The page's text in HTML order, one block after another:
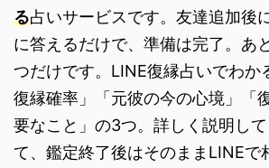
る占いサービスです。友達追加後
に答えるだけで、準備は完了。あ
つだけです。LINE復縁占いでわか
復縁確率」「元彼の今の心境」「
要なこと」の3つ。詳しく説明し
て、鑑定終了後はそのままLINEで